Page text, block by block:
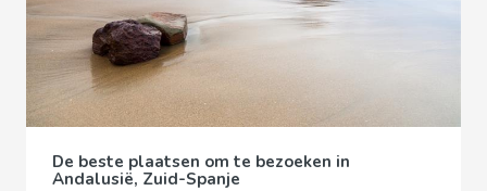
De beste plaatsen om te bezoeken in
Andalusië, Zuid-Spanje